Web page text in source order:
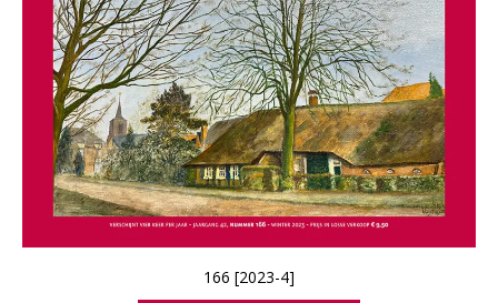
166 [2023-4]